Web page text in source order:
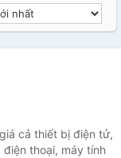
cả thiết bị điện tử,
thoại, máy tính